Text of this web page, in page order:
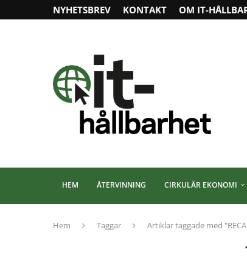
NYHETSBREV KONTAKT OM IT-
HEM ÅTERVINNING CIRKULÄR EKONOMI
Hem Taggar Artiklar taggade med